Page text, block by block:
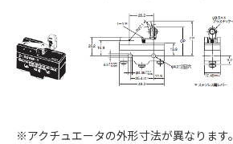
※アクチュエータの外形寸法が異なります。